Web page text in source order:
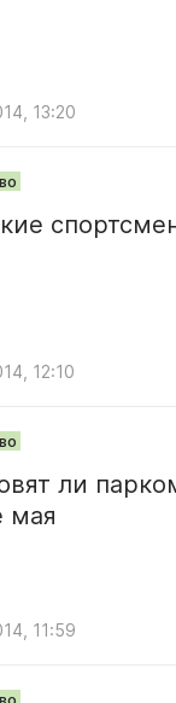
13:20
12:10
ли
мая
11:59